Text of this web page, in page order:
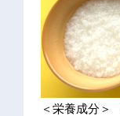
＜栄養成分